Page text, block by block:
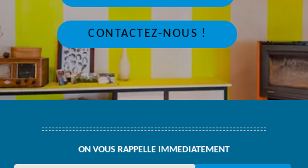
CONTACTEZ-NOUS !
ON VOUS RAPPELLE IMMEDIATEMENT